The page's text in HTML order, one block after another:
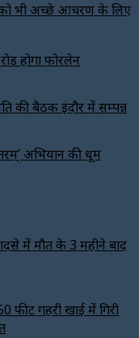
को भी अच्छे आचरण के लिए
होगा फोरलेन
की बैठक इंदौर में सम्पन्न
अभियान की धूम
में मौत के 3 महीने बाद
फीट गहरी खाई में गिरी